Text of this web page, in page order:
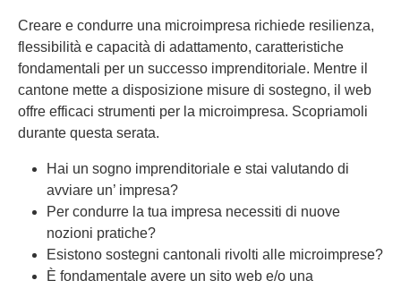
Creare e condurre una microimpresa richiede resilienza,
flessibilità e capacità di adattamento, caratteristiche
fondamentali per un successo imprenditoriale. Mentre il
cantone mette a disposizione misure di sostegno, il web
offre efficaci strumenti per la microimpresa. Scopriamoli
durante questa serata.
Hai un sogno imprenditoriale e stai valutando di
avviare un’ impresa?
Per condurre la tua impresa necessiti di nuove
nozioni pratiche?
Esistono sostegni cantonali rivolti alle microimprese?
È fondamentale avere un sito web e/o una